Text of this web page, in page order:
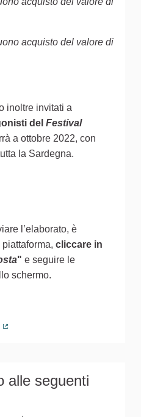
acquisto del valore di
inoltre invitati a
del Festival
a ottobre 2022, con
la Sardegna.
l’elaborato, è
cliccare in
" e seguire le
schermo.
alle seguenti